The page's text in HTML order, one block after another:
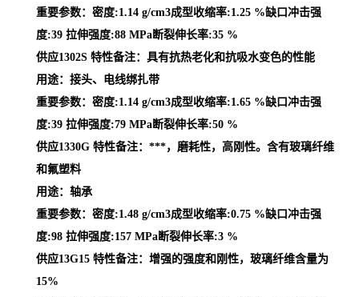
重要参数：密度:1.14 g/cm3成型收缩率:1.25 %缺口冲击强
度:39 拉伸强度:88 MPa断裂伸长率:35 %
供应1302S 特性备注：具有抗热老化和抗吸水变色的性能
用途：接头、电线绑扎带
重要参数：密度:1.14 g/cm3成型收缩率:1.65 %缺口冲击强
度:39 拉伸强度:79 MPa断裂伸长率:50 %
供应1330G 特性备注：***，磨耗性，高刚性。含有玻璃纤维
和氟塑料
用途：轴承
重要参数：密度:1.48 g/cm3成型收缩率:0.75 %缺口冲击强
度:98 拉伸强度:157 MPa断裂伸长率:3 %
供应13G15 特性备注：增强的强度和刚性，玻璃纤维含量为
15%